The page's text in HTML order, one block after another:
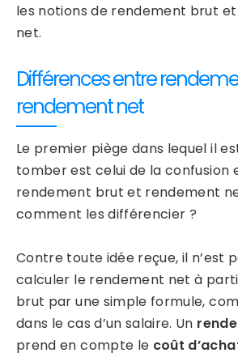
les notions de rendement brut
net.
Différences entre
rendement net
Le premier piège dans lequel il
tomber est celui de la confusion
rendement brut et rendement
comment les différencier ?
Contre toute idée reçue, il n’est
calculer le rendement net à
brut par une simple formule,
dans le cas d’un salaire. Un
prend en compte le coût